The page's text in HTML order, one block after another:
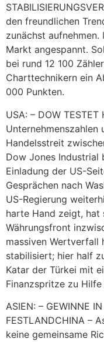
den freundlichen
zunächst
Markt angespannt.
bei rund 12 100
Charttechnikern ein
000 Punkten.
USA: – DOW
Unternehmenszahlen
Handelsstreit
Dow Jones Industrial
Einladung der US-
Gesprächen nach
US-Regierung
harte Hand zeigt, hat
Währungsfront
massiven Wertverfall
stabilisiert; hier half
Katar der Türkei mit
Finanzspritze zu
ASIEN: – GEWINNE
FESTLANDCHINA –
keine gemeinsame